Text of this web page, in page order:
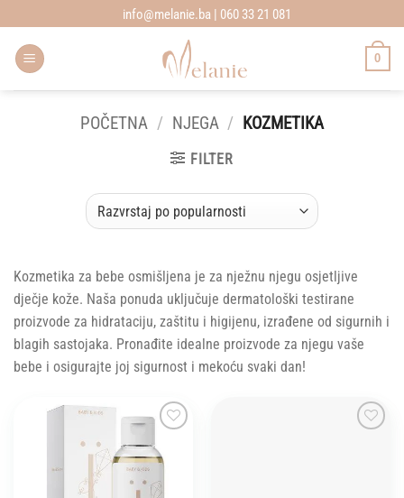
to
content
info@melanie.ba | 060 33 21 081
0
POČETNA / NJEGA / KOZMETIKA
FILTER
Kozmetika za bebe osmišljena je za nježnu njegu osjetljive
dječje kože. Naša ponuda uključuje dermatološki testirane
proizvode za hidrataciju, zaštitu i higijenu, izrađene od sigurnih i
blagih sastojaka. Pronađite idealne proizvode za njegu vaše
bebe i osigurajte joj sigurnost i mekoću svaki dan!
Add to
wishlist